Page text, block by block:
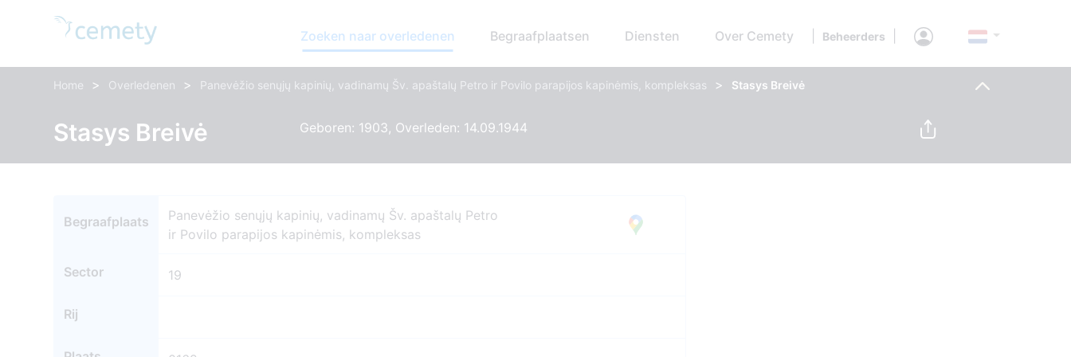
Zoeken naar overledenen Begraafplaatsen Diensten Over Cemety Beheerders
Home > Overledenen > Panevėžio senųjų kapinių, vadinamų Šv. apaštalų Petro ir Povilo parapijos kapinėmis, kompleksas > Stasys Breivė
Stasys Breivė Geboren: 1903, Overleden: 14.09.1944
Begraafplaats
Panevėžio senųjų kapinių, vadinamų Šv. apaštalų Petro
ir Povilo parapijos kapinėmis, kompleksas
Sector 19
Rij